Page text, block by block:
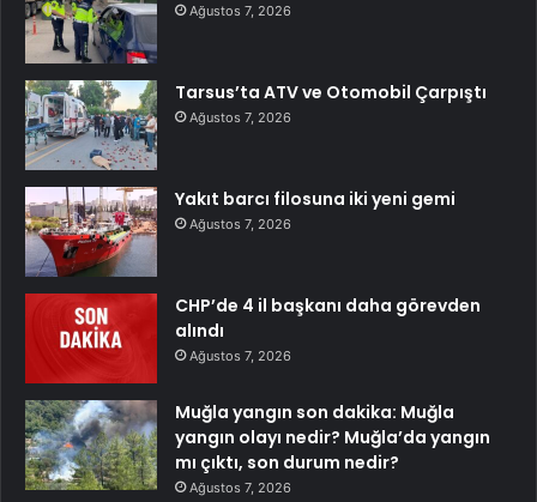
Ağustos 7, 2026
Tarsus’ta ATV ve Otomobil Çarpıştı
Ağustos 7, 2026
Yakıt barcı filosuna iki yeni gemi
Ağustos 7, 2026
CHP’de 4 il başkanı daha görevden
alındı
Ağustos 7, 2026
Muğla yangın son dakika: Muğla
yangın olayı nedir? Muğla’da yangın
mı çıktı, son durum nedir?
Ağustos 7, 2026